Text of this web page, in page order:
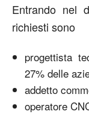
Entrando nel
richiesti sono
progettista
27% delle
addetto
operatore